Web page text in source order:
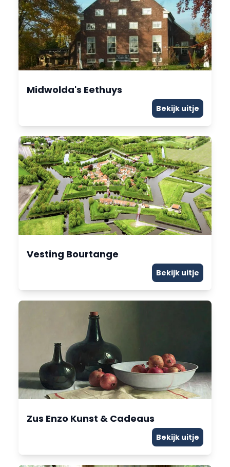
Midwolda's Eethuys
Bekijk uitje
Vesting Bourtange
Bekijk uitje
Zus Enzo Kunst & Cadeaus
Bekijk uitje